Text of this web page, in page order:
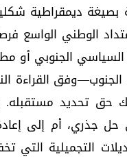
بصيغة ديمقراطية
الوطني
الجنوبي أو
القراءة
تحديد مستقبله.
حل جذري، أم إلى
التجميلية